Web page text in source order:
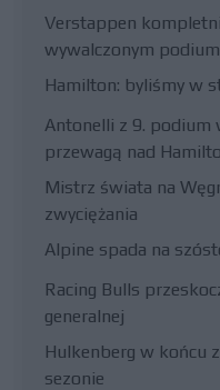
Verstappen
wywalczonym podium
Hamilton: byliśmy w
Antonelli z 9. podium
przewagą nad
Mistrz świata na
zwyciężania
Alpine spada na
Racing Bulls
generalnej
Hulkenberg w końcu
sezonie